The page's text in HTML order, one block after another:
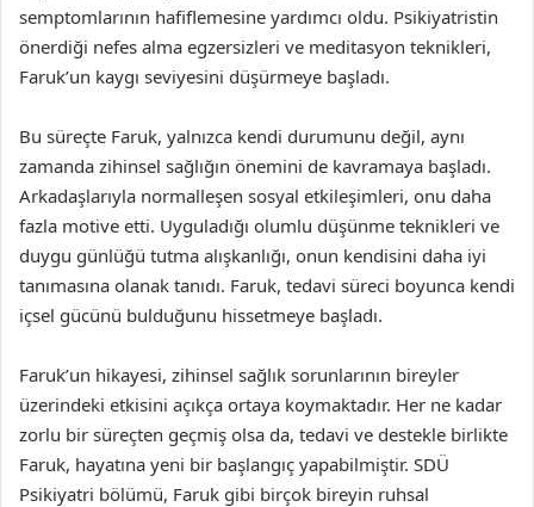
semptomlarının hafiflemesine yardımcı oldu. Psikiyatristin
önerdiği nefes alma egzersizleri ve meditasyon teknikleri,
Faruk’un kaygı seviyesini düşürmeye başladı.
Bu süreçte Faruk, yalnızca kendi durumunu değil, aynı
zamanda zihinsel sağlığın önemini de kavramaya başladı.
Arkadaşlarıyla normalleşen sosyal etkileşimleri, onu daha
fazla motive etti. Uyguladığı olumlu düşünme teknikleri ve
duygu günlüğü tutma alışkanlığı, onun kendisini daha iyi
tanımasına olanak tanıdı. Faruk, tedavi süreci boyunca kendi
içsel gücünü bulduğunu hissetmeye başladı.
Faruk’un hikayesi, zihinsel sağlık sorunlarının bireyler
üzerindeki etkisini açıkça ortaya koymaktadır. Her ne kadar
zorlu bir süreçten geçmiş olsa da, tedavi ve destekle birlikte
Faruk, hayatına yeni bir başlangıç yapabilmiştir. SDÜ
Psikiyatri bölümü, Faruk gibi birçok bireyin ruhsal